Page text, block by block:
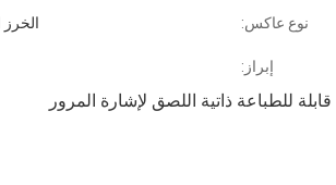
نوع عاكس:
إبراز:
للطباعة ذاتية اللصق لإشارة المرور